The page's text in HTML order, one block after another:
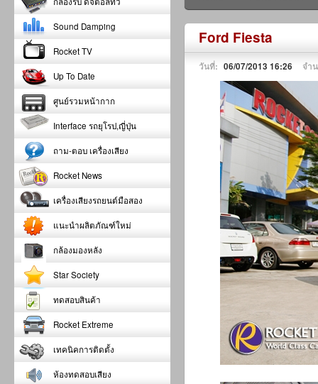
Ford Fiesta
วันที่: 06/07/2013 16:26 จำ
Sound Damping
Rocket TV
Up To Date
ศูนย์รวมหน้ากาก
Interface รถยุโรป,ญี่ปุ่น
ถาม-ตอบ เครื่องเสียง
Rocket News
เครื่องเสียงรถยนต์มือสอง
แนะนำผลิตภัณฑ์ใหม่
กล้องมองหลัง
Star Society
ทดสอบสินค้า
Rocket Extreme
เทคนิคการติดตั้ง
ห้องทดสอบเสียง